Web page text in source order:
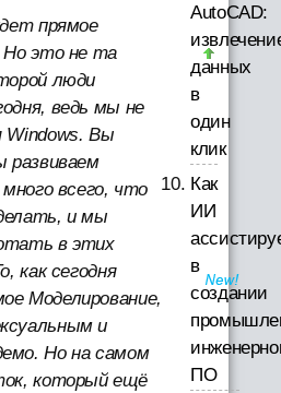
прямое
Но это не та
люди
ведь мы не
Windows. Вы
развиваем
всего, что
и мы
в этих
как сегодня
Моделирование,
и
Но на самом
который ещё
AutoCAD:
данных
в
один
клик
Как
ИИ
в
создании
ПО